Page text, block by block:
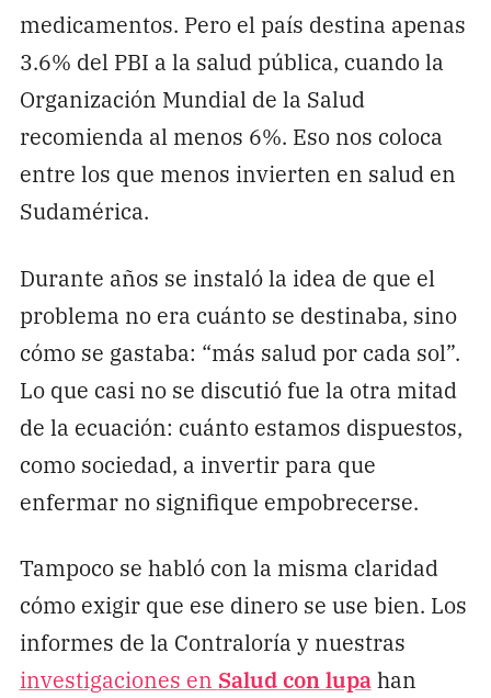
medicamentos. Pero el país destina apenas
3.6% del PBI a la salud pública, cuando la
Organización Mundial de la Salud
recomienda al menos 6%. Eso nos coloca
entre los que menos invierten en salud en
Sudamérica.
Durante años se instaló la idea de que el
problema no era cuánto se destinaba, sino
cómo se gastaba: “más salud por cada sol”.
Lo que casi no se discutió fue la otra mitad
de la ecuación: cuánto estamos dispuestos,
como sociedad, a invertir para que
enfermar no signifique empobrecerse.
Tampoco se habló con la misma claridad
cómo exigir que ese dinero se use bien. Los
informes de la Contraloría y nuestras
investigaciones en Salud con lupahan